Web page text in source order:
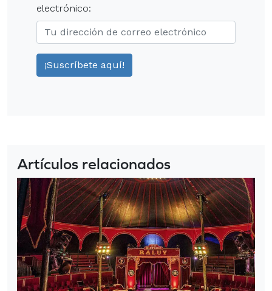
electrónico:
Artículos relacionados